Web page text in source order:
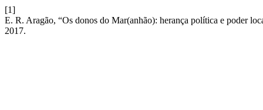
[1]
E. R. Aragão, “Os donos do Mar(anhão): herança política e poder
2017.